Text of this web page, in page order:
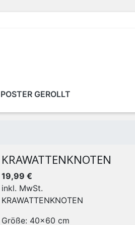
POSTER GEROLLT
KRAWATTENKNOTEN
19,99 €
inkl. MwSt.
KRAWATTENKNOTEN
Größe: 40x60 cm